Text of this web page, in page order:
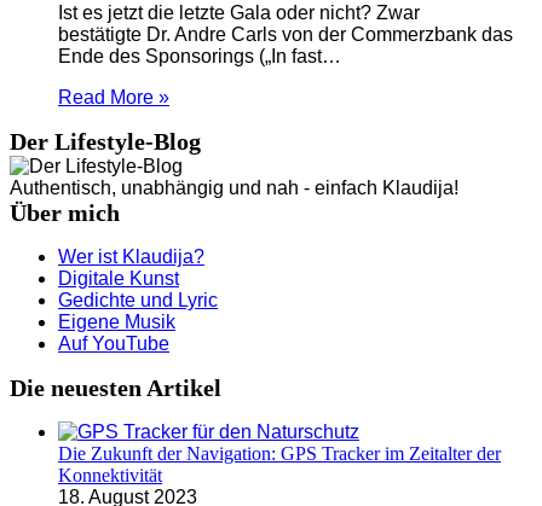
Ist es jetzt die letzte Gala oder nicht? Zwar
bestätigte Dr. Andre Carls von der Commerzbank das
Ende des Sponsorings („In fast…
Read More »
Der Lifestyle-Blog
Authentisch, unabhängig und nah - einfach Klaudija!
Über mich
Wer ist Klaudija?
Digitale Kunst
Gedichte und Lyric
Eigene Musik
Auf YouTube
Die neuesten Artikel
Die Zukunft der Navigation: GPS Tracker im Zeitalter der
Konnektivität
18. August 2023